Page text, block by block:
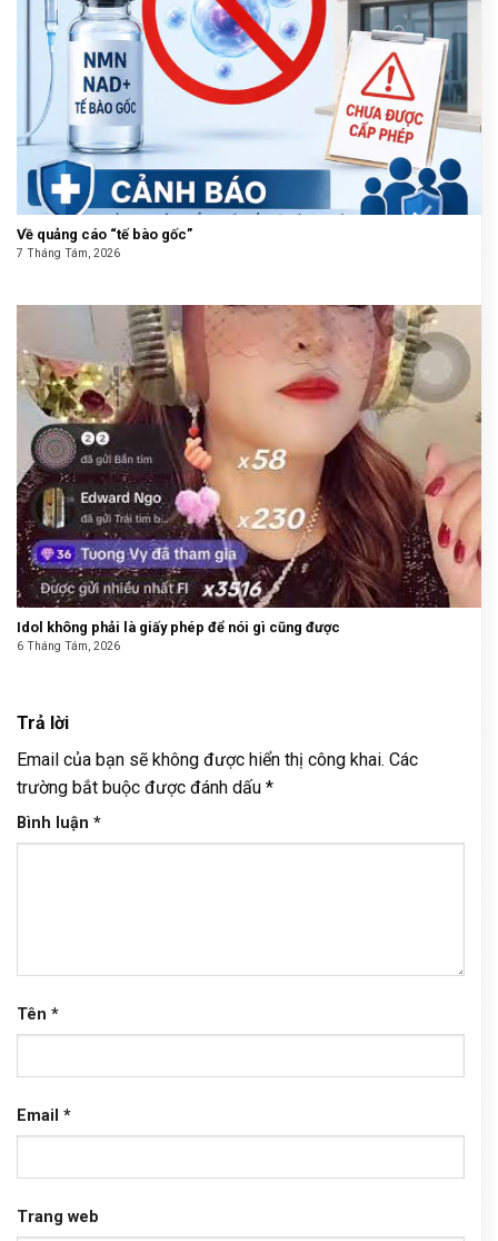
Về quảng cáo “tế bào gốc”
7 Tháng Tám, 2026
Idol không phải là giấy phép để nói gì cũng được
6 Tháng Tám, 2026
Trả lời
Email của bạn sẽ không được hiển thị công khai. Các
trường bắt buộc được đánh dấu *
Bình luận *
Tên *
Email *
Trang web